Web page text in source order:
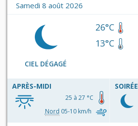
Samedi 8 août 2026
CIEL DÉGAGÉ
26°C
13°C
APRÈS-MIDI
25 à 27 °C
Nord 05-10 km/h
SOIRÉE